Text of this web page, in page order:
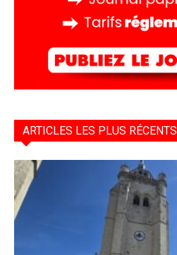
ARTICLES LES PLUS RÉCENTS